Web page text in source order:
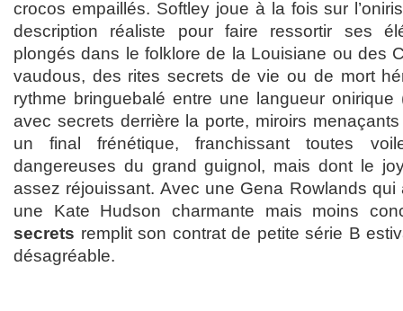
crocos empaillés. Softley joue à la fois sur
description réaliste pour faire ressortir ses
plongés dans le folklore de la Louisiane ou des
vaudous, des rites secrets de vie ou de mort
rythme bringuebalé entre une langueur
avec secrets derrière la porte, miroirs
un final frénétique, franchissant toutes
dangereuses du grand guignol, mais dont le
assez réjouissant. Avec une Gena Rowlands
une Kate Hudson charmante mais moins
secrets remplit son contrat de petite série B
désagréable.